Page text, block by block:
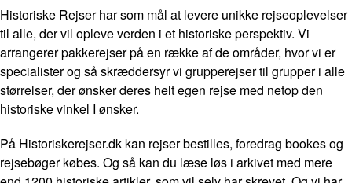
Historiske Rejser har som mål at levere unikke rejseoplevelser
til alle, der vil opleve verden i et historiske perspektiv. Vi
arrangerer pakkerejser på en række af de områder, hvor vi er
specialister og så skræddersyr vi grupperejser til grupper i alle
størrelser, der ønsker deres helt egen rejse med netop den
historiske vinkel I ønsker.
På Historiskerejser.dk kan rejser bestilles, foredrag bookes og
rejsebøger købes. Og så kan du læse løs i arkivet med mere